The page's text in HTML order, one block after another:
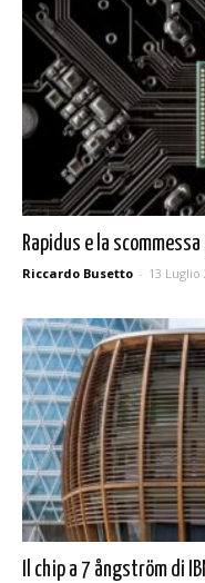
Rapidus e la
Riccardo Busetto - 13 Luglio
Il chip a 7 ångström di